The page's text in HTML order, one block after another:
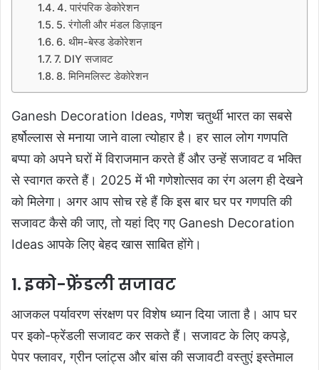
4. पारंपरिक डेकोरेशन
5. रंगोली और मंडल डिज़ाइन
6. थीम-बेस्ड डेकोरेशन
7. DIY सजावट
8. मिनिमलिस्ट डेकोरेशन
Ganesh Decoration Ideas,गणेश चतुर्थी भारत का सबसे
हर्षोल्लास से मनाया जाने वाला त्योहार है। हर साल लोग गणपति
बप्पा को अपने घरों में विराजमान करते हैं और उन्हें सजावट व भक्ति
से स्वागत करते हैं। 2025 में भी गणेशोत्सव का रंग अलग ही देखने
को मिलेगा। अगर आप सोच रहे हैं कि इस बार घर पर गणपति की
सजावट कैसे की जाए, तो यहां दिए गए Ganesh Decoration
Ideas आपके लिए बेहद खास साबित होंगे।
1. इको-फ्रेंडली सजावट
आजकल पर्यावरण संरक्षण पर विशेष ध्यान दिया जाता है। आप घर
पर इको-फ्रेंडली सजावट कर सकते हैं। सजावट के लिए कपड़े,
पेपर फ्लावर, ग्रीन प्लांट्स और बांस की सजावटी वस्तुएं इस्तेमाल